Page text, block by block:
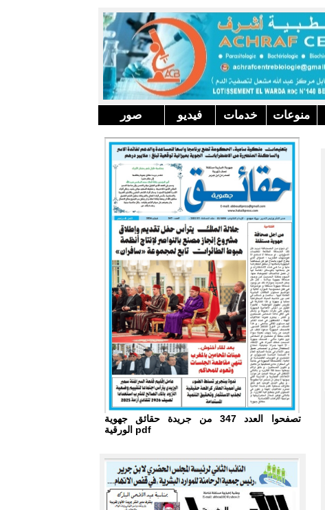
منوعات خدمات فيديو صور
تصفحوا العدد 347 من جريدة حقائق جهوية
الورقية pdf